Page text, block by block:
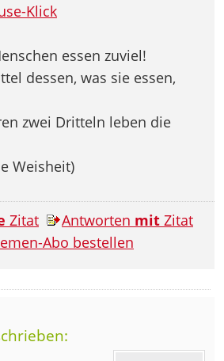
Klick
essen zuviel!
dessen, was sie essen,
zwei Dritteln leben die
Weisheit)
Zitat Antworten mit Zitat
Abo bestellen